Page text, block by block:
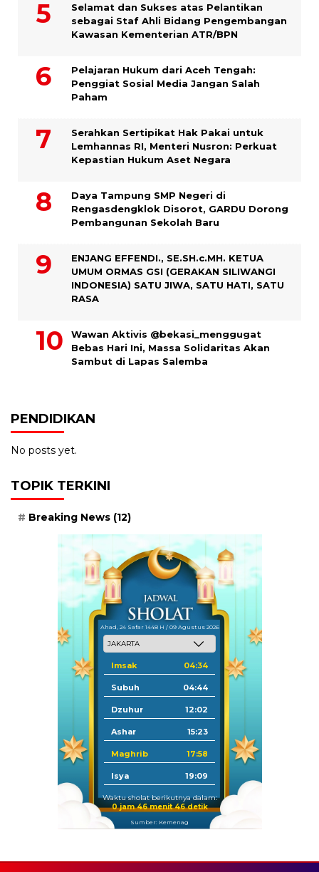
Selamat dan Sukses atas Pelantikan
sebagai Staf Ahli Bidang Pengembangan
Kawasan Kementerian ATR/BPN
Pelajaran Hukum dari Aceh Tengah:
Penggiat Sosial Media Jangan Salah
Paham
Serahkan Sertipikat Hak Pakai untuk
Lemhannas RI, Menteri Nusron: Perkuat
Kepastian Hukum Aset Negara
Daya Tampung SMP Negeri di
Rengasdengklok Disorot, GARDU Dorong
Pembangunan Sekolah Baru
ENJANG EFFENDI., SE.SH.c.MH. KETUA
UMUM ORMAS GSI (GERAKAN SILIWANGI
INDONESIA) SATU JIWA, SATU HATI, SATU
RASA
Wawan Aktivis @bekasi_menggugat
Bebas Hari Ini, Massa Solidaritas Akan
Sambut di Lapas Salemba
PENDIDIKAN
No posts yet.
TOPIK TERKINI
Breaking News (12)
Ahad, 24 Safar 1448 H / 09 Agustus 2026
Imsak 04:34
Subuh 04:44
Dzuhur 12:02
Ashar 15:23
Maghrib 17:58
Isya 19:09
Waktu sholat berikutnya dalam:
0 jam 46 menit 44 detik
Sumber: Kemenag